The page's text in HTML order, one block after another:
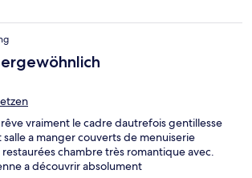
vraiment le cadre dautrefois gentillesse
salle a manger couverts de menuiserie
chambre très romantique avec.
a découvrir absolument